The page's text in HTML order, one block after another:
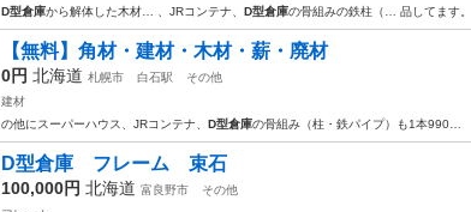
D型倉庫から解体した木材… 、JRコンテナ、 D型倉庫の骨組みの鉄柱（… 品してます。
【無料】角材・建材・木材・薪・廃材
0円 北海道 札幌市 白石駅
その他
建材
の他にスーパーハウス、JRコンテナ、 D型倉庫の骨組み（柱・鉄パイプ）も1本990…
D型倉庫 フレーム 束石
100,000円 北海道 富良野市
その他